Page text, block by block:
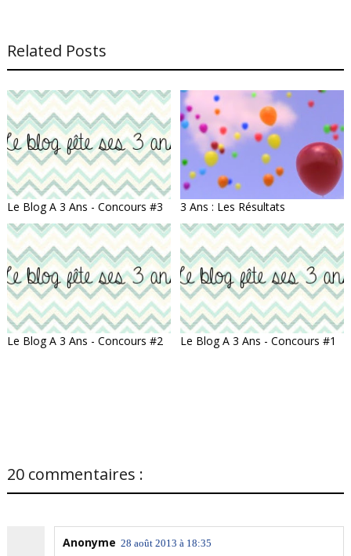
Related Posts
Le Blog A 3 Ans - Concours #3 3 Ans : Les Résultats
Le Blog A 3 Ans - Concours #2 Le Blog A 3 Ans - Concours #1
20 commentaires :
Anonyme 28 août 2013 à 18:35